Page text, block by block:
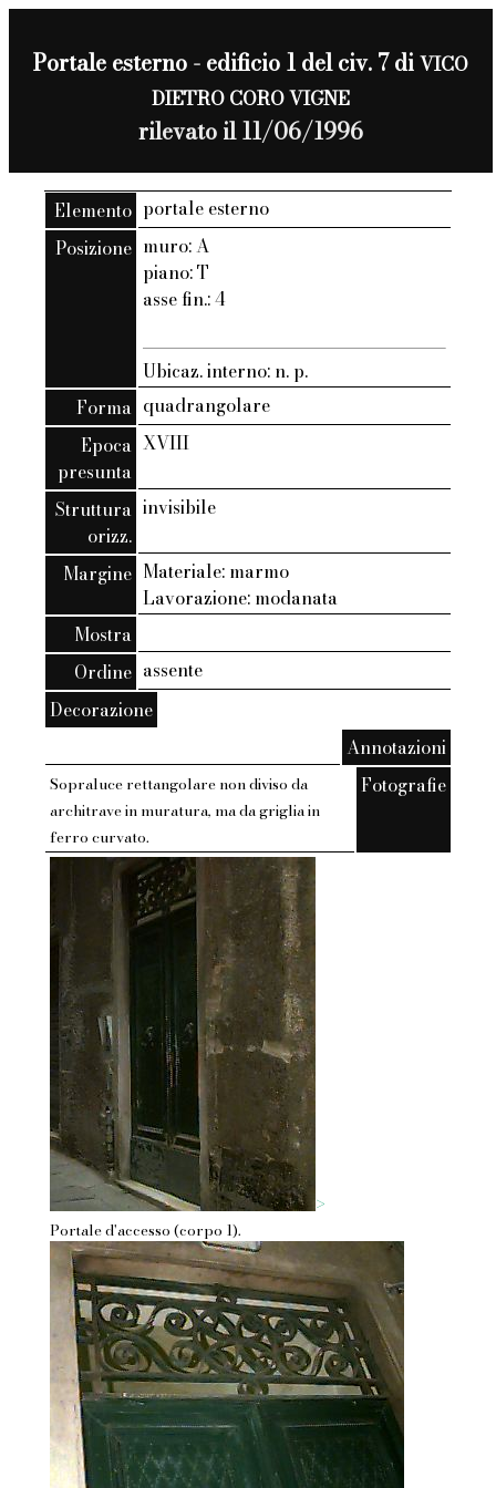
Portale esterno - edificio 1 del civ. 7 diVICO
DIETRO CORO VIGNE
rilevato il 11/06/1996
Elemento portale esterno
Posizione muro: A
piano: T
asse fin.: 4
Ubicaz. interno: n. p.
Forma quadrangolare
Epoca
presunta
XVIII
Struttura
orizz.
invisibile
Margine Materiale: marmo
Lavorazione: modanata
Mostra
Ordine assente
Decorazione
Annotazioni
Sopraluce rettangolare non diviso da
architrave in muratura, ma da griglia in
ferro curvato.
Fotografie
>
Portale d'accesso (corpo 1).